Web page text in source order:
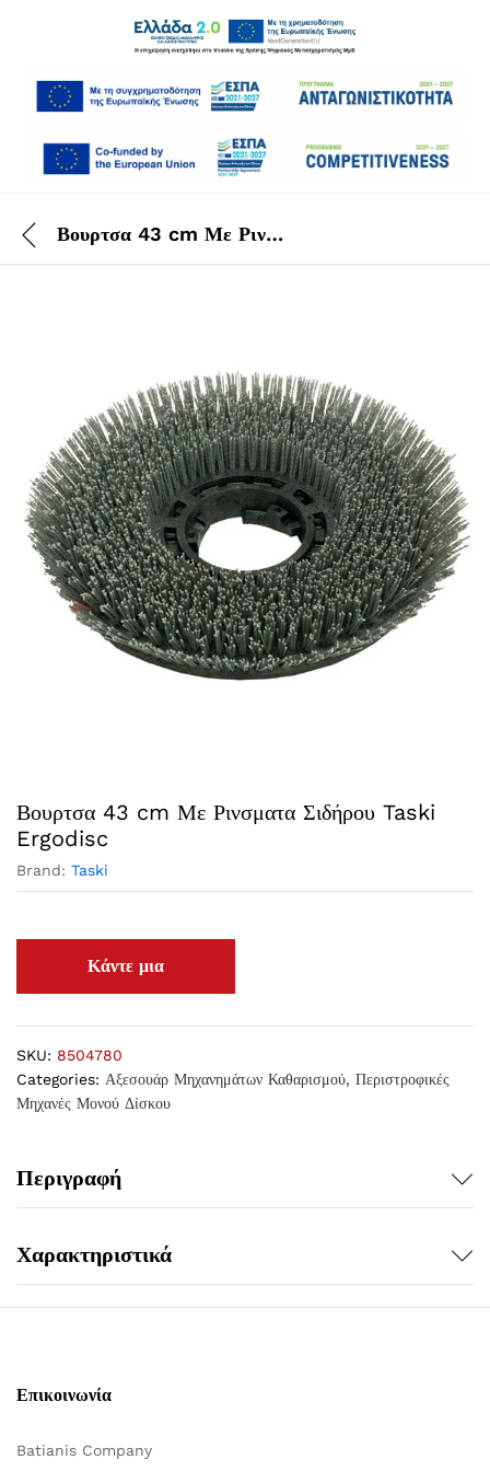
Βουρτσα 43 cm Με Ρινσματα Σιδήρου Taski Ergodisc
Βουρτσα 43 cm Με Ρινσματα Σιδήρου Taski
Ergodisc
Brand: Taski
SKU: 8504780
Categories: Αξεσουάρ Μηχανημάτων Καθαρισμού, Περιστροφικές
Μηχανές Μονού Δίσκου
Περιγραφή
Χαρακτηριστικά
Επικοινωνία
Batianis Company